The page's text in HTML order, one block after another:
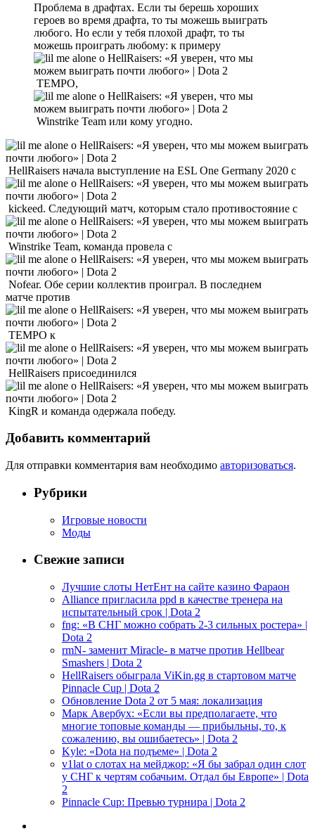
Проблема в драфтах. Если ты берешь хороших
героев во время драфта, то ты можешь выиграть
любого. Но если у тебя плохой драфт, то ты
можешь проиграть любому: к примеру
TEMPO,
Winstrike Team или кому угодно.
HellRaisers начала выступление на ESL One Germany 2020 с
kickeed. Следующий матч, которым стало противостояние с
Winstrike Team, команда провела с
Nofear. Обе серии коллектив проиграл. В последнем
матче против
TEMPO к
HellRaisers присоединился
KingR и команда одержала победу.
Добавить комментарий
Для отправки комментария вам необходимо авторизоваться.
Рубрики
Игровые новости
Моды
Свежие записи
Лучшие слоты НетЕнт на сайте казино Фараон
Alliance пригласила ppd в качестве тренера на
испытательный срок | Dota 2
fng: «В СНГ можно собрать 2-3 сильных ростера» |
Dota 2
rmN- заменит Miracle- в матче против Hellbear
Smashers | Dota 2
HellRaisers обыграла ViKin.gg в стартовом матче
Pinnacle Cup | Dota 2
Обновление Dota 2 от 5 мая: локализация
Марк Авербух: «Если вы предполагаете, что
многие топовые команды — прибыльны, то, к
сожалению, вы ошибаетесь» | Dota 2
Kyle: «Dota на подъеме» | Dota 2
v1lat о слотах на мейджор: «Я бы забрал один слот
у СНГ к чертям собачьим. Отдал бы Европе» | Dota
2
Pinnacle Cup: Превью турнира | Dota 2